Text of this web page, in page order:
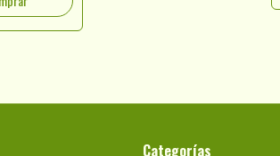
Categorías